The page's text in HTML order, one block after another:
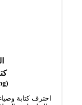
(Advanced UX Writing)
احترف كتابة